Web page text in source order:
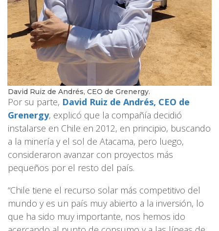
David Ruiz de Andrés, CEO de Grenergy.
Por su parte, David Ruiz de Andrés, CEO de
Grenergy, explicó que la compañía decidió
instalarse en Chile en 2012, en principio, buscando
a la minería y el sol de Atacama, pero luego,
consideraron avanzar con proyectos más
pequeños por el resto del país.
“Chile tiene el recurso solar más competitivo del
mundo y es un país muy abierto a la inversión, lo
que ha sido muy importante, nos hemos ido